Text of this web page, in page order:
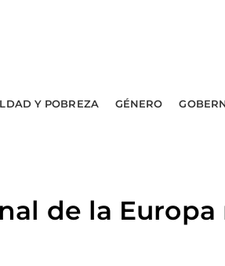
Y POBREZA GÉNERO
de la Europa